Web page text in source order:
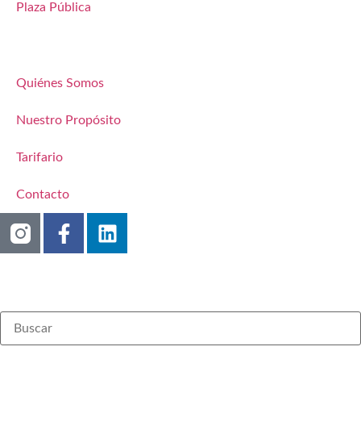
Plaza Pública
Quiénes Somos
Nuestro Propósito
Tarifario
Contacto